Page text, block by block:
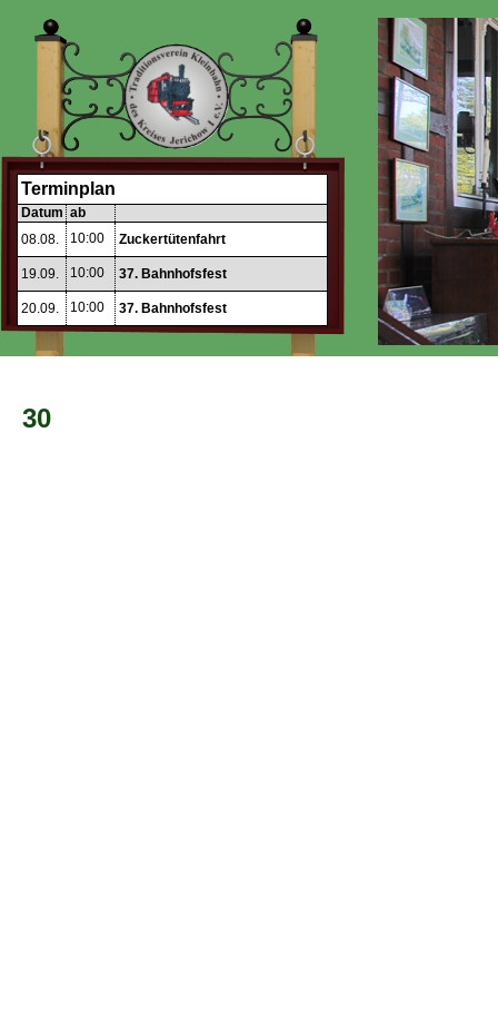
Terminplan
Datum ab
08.08.
10:00 Zuckertütenfahrt
19.09. 10:00 37. Bahnhofsfest
20.09. 10:00 37. Bahnhofsfest
30